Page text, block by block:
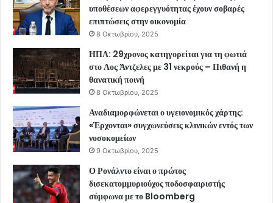
υποθέσεων αφερεγγυότητας έχουν σοβαρές
επιπτώσεις στην οικονομία
8 Οκτωβρίου, 2025
ΗΠΑ: 29χρονος κατηγορείται για τη φωτιά
στο Λος Άντζελες με 31 νεκρούς – Πιθανή η
θανατική ποινή
8 Οκτωβρίου, 2025
Αναδιαμορφώνεται ο υγειονομικός χάρτης:
«Έρχονται» συγχωνεύσεις κλινικών εντός των
νοσοκομείων
9 Οκτωβρίου, 2025
Ο Ρονάλντο είναι ο πρώτος
δισεκατομμυριούχος ποδοσφαιριστής
σύμφωνα με το Bloomberg